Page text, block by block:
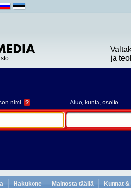
ja
nimi ? Alue, kunta, osoite
Hakukone Mainosta täällä Kunnat